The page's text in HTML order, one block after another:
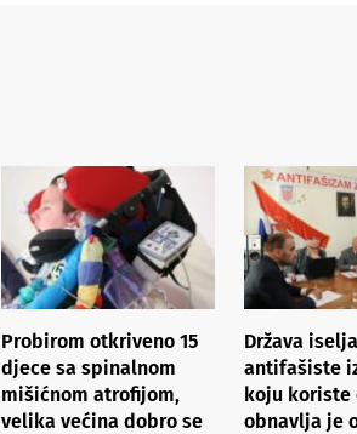
Probirom otkriveno 15
djece sa spinalnom
mišićnom atrofijom,
velika većina dobro se
Država
antifašiste
koju koriste
obnavlja je